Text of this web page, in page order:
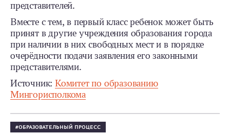
представителей.
Вместе с тем, в первый класс ребенок может быть
принят в другие учреждения образования города
при наличии в них свободных мест и в порядке
очерёдности подачи заявления его законными
представителями.
Источник:Комитет по образованию
Мингорисполкома
ОБРАЗОВАТЕЛЬНЫЙ ПРОЦЕСС